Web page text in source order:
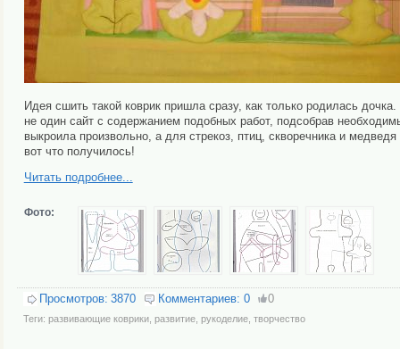
Идея сшить такой коврик пришла сразу, как только родилась
не один сайт с содержанием подобных работ, подсобрав
выкроила произвольно, а для стрекоз, птиц, скворечника и
вот что получилось!
Читать подробнее...
Фото:
Просмотров: 3870 Комментариев: 0 0
Теги: развивающие коврики, развитие, рукоделие, творчество